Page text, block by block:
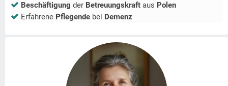
Beschäftigung der Betreuungskraft aus Polen
Erfahrene Pflegende bei Demenz